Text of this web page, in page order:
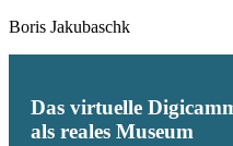
Boris Jakubaschk
Das virtuelle
als reales Museum